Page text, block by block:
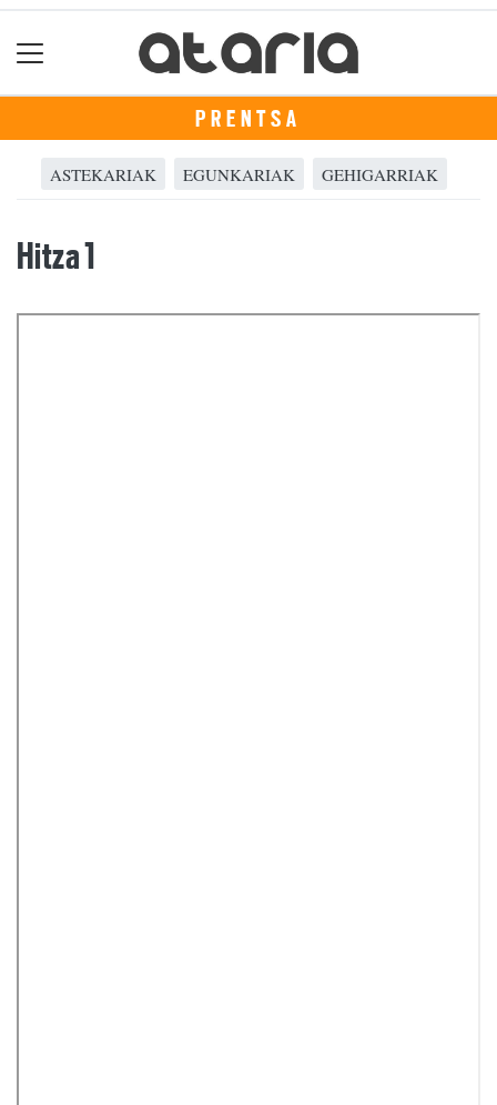
PRENTSA
ASTEKARIAK EGUNKARIAK GEHIGARRIAK
Hitza 1